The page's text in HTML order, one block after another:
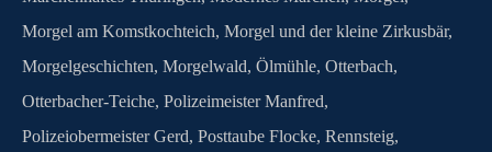
Morgel am Komstkochteich, Morgel und der kleine Zirkusbär,
Morgelgeschichten, Morgelwald, Ölmühle, Otterbach,
Otterbacher-Teiche, Polizeimeister Manfred,
Polizeiobermeister Gerd, Posttaube Flocke, Rennsteig,